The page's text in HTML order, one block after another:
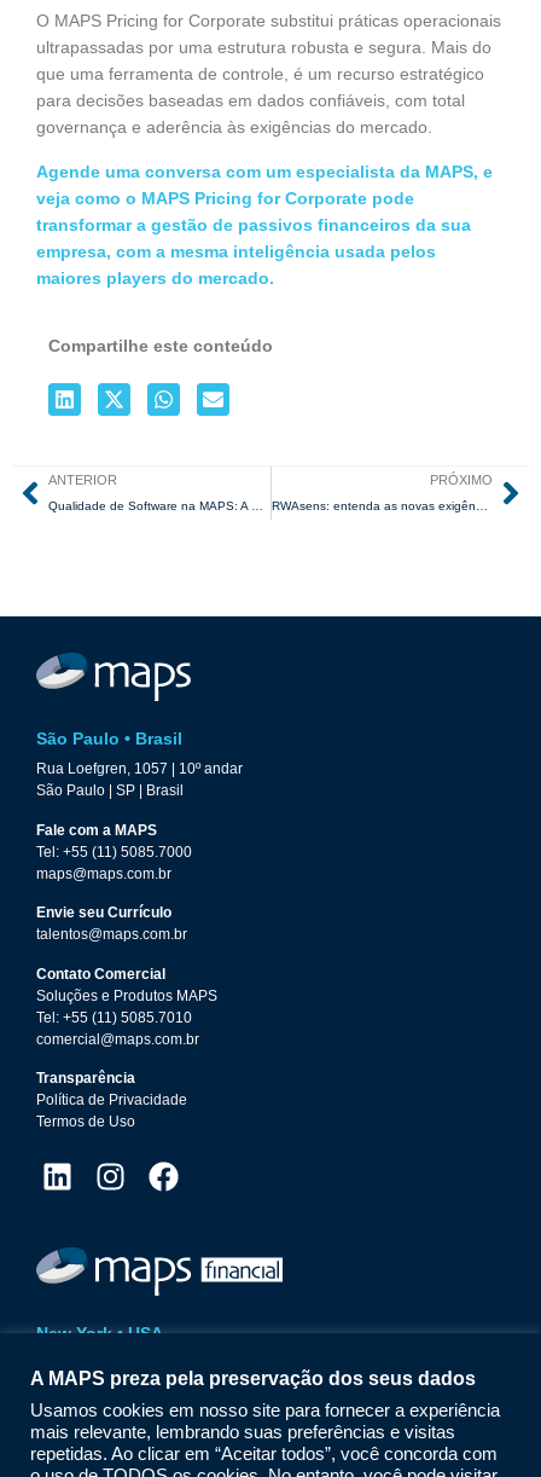
O MAPS Pricing for Corporate substitui práticas operacionais
ultrapassadas por uma estrutura robusta e segura. Mais do
que uma ferramenta de controle, é um recurso estratégico
para decisões baseadas em dados confiáveis, com total
governança e aderência às exigências do mercado.
Agende uma conversa com um especialista da MAPS, e
veja como o MAPS Pricing for Corporate pode
transformar a gestão de passivos financeiros da sua
empresa, com a mesma inteligência usada pelos
maiores players do mercado.
Compartilhe este conteúdo
ANTERIOR
Qualidade de Software na MAPS: A Excelência que Impulsiona o Mercado Financeiro
PRÓXIMO
RWAsens: entenda as novas exigências do BACEN para risco de mercado e o que muda até 2027, por Aníbal Codina
São Paulo • Brasil
Rua Loefgren, 1057 | 10º andar
São Paulo | SP | Brasil
Fale com a MAPS
Tel: +55 (11) 5085.7000
maps@maps.com.br
Envie seu Currículo
talentos@maps.com.br
Contato Comercial
Soluções e Produtos MAPS
Tel: +55 (11) 5085.7010
comercial@maps.com.br
Transparência
Política de Privacidade
Termos de Uso
New York • USA
New York | NY | 10005
Phone: +1 (212) 618.1825
maps@mapsfinancial.com
www.mapsfinancial.com
A MAPS preza pela preservação dos seus dados
Usamos cookies em nosso site para fornecer a experiência
mais relevante, lembrando suas preferências e visitas
repetidas. Ao clicar em “Aceitar todos”, você concorda com